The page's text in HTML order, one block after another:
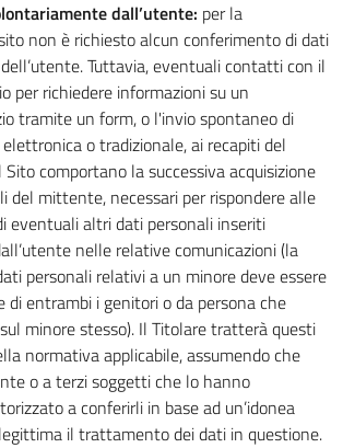
dall’utente: per la
non è richiesto alcun conferimento di dati
Tuttavia, eventuali contatti con il
per richiedere informazioni su un
tramite un form, o l'invio spontaneo di
o tradizionale, ai recapiti del
comportano la successiva acquisizione
del mittente, necessari per rispondere alle
eventuali altri dati personali inseriti
nelle relative comunicazioni (la
personali relativi a un minore deve essere
entrambi i genitori o da persona che
minore stesso). Il Titolare tratterà questi
normativa applicabile, assumendo che
o a terzi soggetti che lo hanno
a conferirli in base ad un’idonea
il trattamento dei dati in questione.